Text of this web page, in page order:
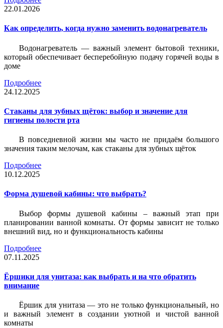
22.01.2026
Как определить, когда нужно заменить водонагреватель
Водонагреватель — важный элемент бытовой техники,
который обеспечивает бесперебойную подачу горячей воды в
доме
Подробнее
24.12.2025
Стаканы для зубных щёток: выбор и значение для
гигиены полости рта
В повседневной жизни мы часто не придаём большого
значения таким мелочам, как стаканы для зубных щёток
Подробнее
10.12.2025
Форма душевой кабины: что выбрать?
Выбор формы душевой кабины – важный этап при
планировании ванной комнаты. От формы зависит не только
внешний вид, но и функциональность кабины
Подробнее
07.11.2025
Ёршики для унитаза: как выбрать и на что обратить
внимание
Ёршик для унитаза — это не только функциональный, но
и важный элемент в создании уютной и чистой ванной
комнаты